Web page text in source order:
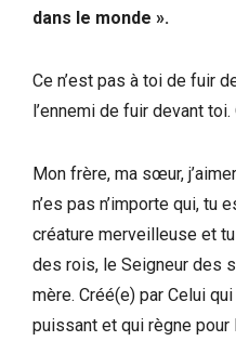
dans le monde ».
Ce n’est pas à toi de fuir
l’ennemi de fuir devant
Mon frère, ma sœur,
n’es pas n’importe qui, tu
créature merveilleuse et
des rois, le Seigneur des
mère. Créé(e) par Celui
puissant et qui règne pour